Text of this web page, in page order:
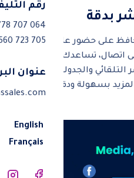
رقم
707 064
723 705
عنوان
بدقة
على حضور علامتك
اتصال، تساعدك أداة
التلقائي والجدولة عبر
بسهولة ودقة.